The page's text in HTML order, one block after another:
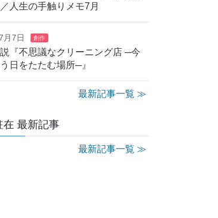
人生の手触りメモ7月
月7日 創作
『不思議なクリーニング店 ─今
日をたたむ場所─』
最新記事一覧 ≫
在 最新記事
最新記事一覧 ≫